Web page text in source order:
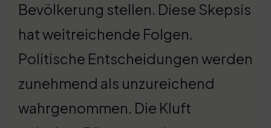
Bevölkerung stellen. Diese Skepsis
hat weitreichende Folgen.
Politische Entscheidungen werden
zunehmend als unzureichend
wahrgenommen. Die Kluft